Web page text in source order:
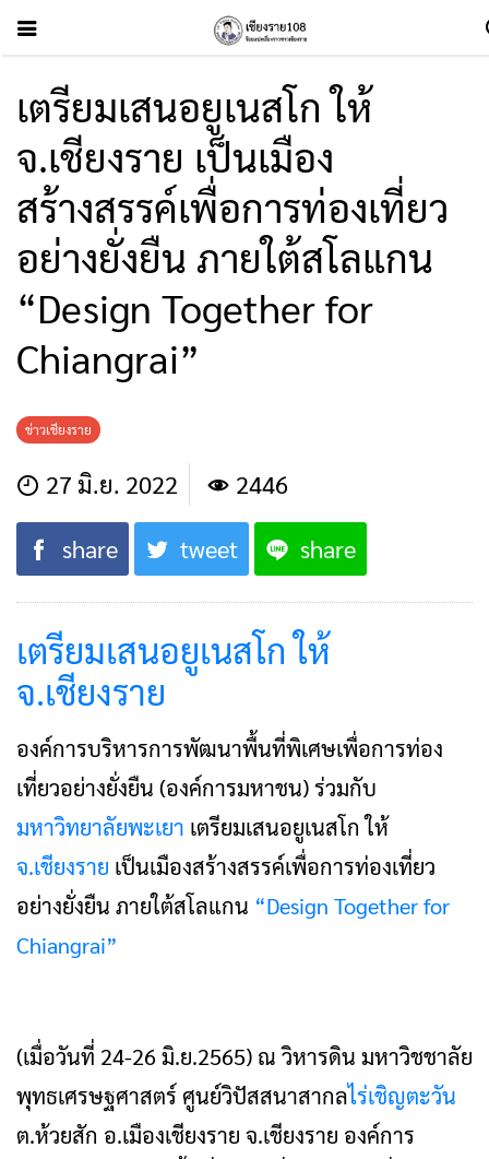
เตรียมเสนอยูเนสโก ให้
จ.เชียงราย เป็นเมือง
สร้างสรรค์เพื่อการท่องเที่ยว
อย่างยั่งยืน ภายใต้สโลแกน
“Design Together for
Chiangrai”
ข่าวเชียงราย
27 มิ.ย. 2022 2446
share tweet share
เตรียมเสนอยูเนสโก ให้
จ.เชียงราย
องค์การบริหารการพัฒนาพื้นที่พิเศษเพื่อการท่อง
เที่ยวอย่างยั่งยืน (องค์การมหาชน) ร่วมกับ
มหาวิทยาลัยพะเยา เตรียมเสนอยูเนสโก ให้
จ.เชียงราย เป็นเมืองสร้างสรรค์เพื่อการท่องเที่ยว
อย่างยั่งยืน ภายใต้สโลแกน “Design Together for
Chiangrai”
(เมื่อวันที่ 24-26 มิ.ย.2565) ณ วิหารดิน มหาวิชชาลัย
พุทธเศรษฐศาสตร์ ศูนย์วิปัสสนาสากลไร่เชิญตะวัน
ต.ห้วยสัก อ.เมืองเชียงราย จ.เชียงราย องค์การ